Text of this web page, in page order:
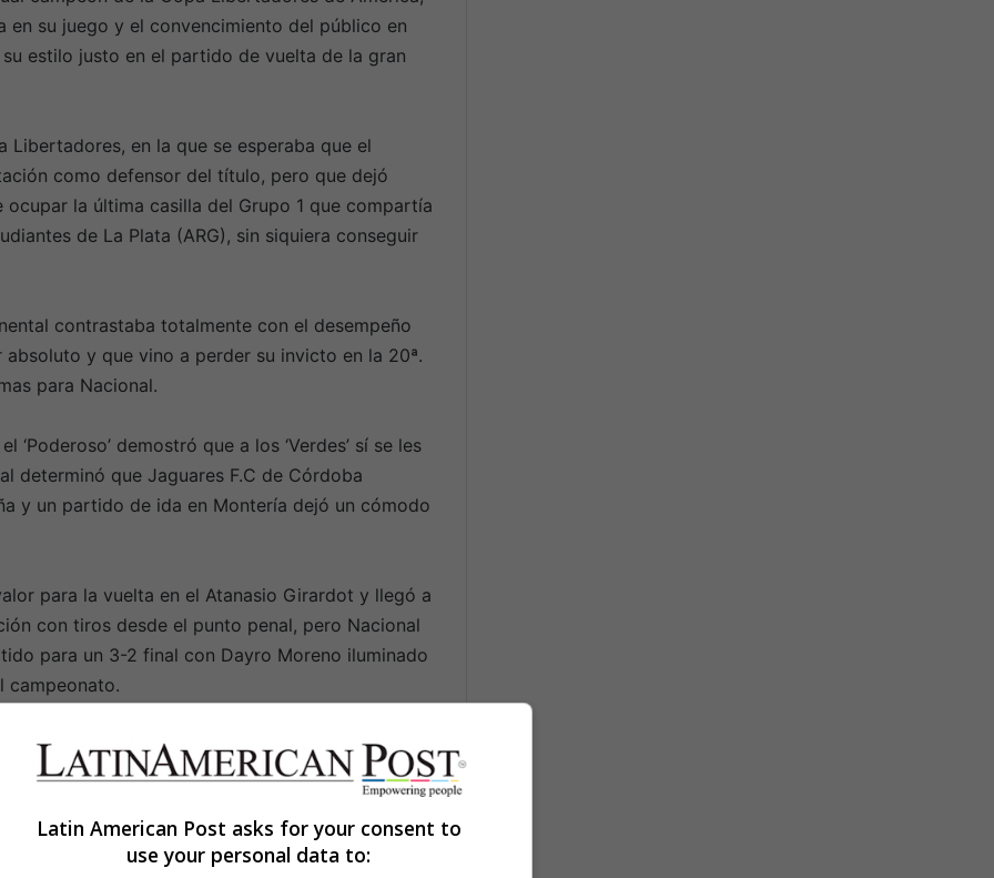
su juego y el convencimiento del público en
estilo justo en el partido de vuelta de la gran
Libertadores, en la que se esperaba que el
como defensor del título, pero que dejó
la última casilla del Grupo 1 que compartía
de La Plata (ARG), sin siquiera conseguir
contrastaba totalmente con el desempeño
y que vino a perder su invicto en la 20ª.
para Nacional.
demostró que a los ‘Verdes’ sí se les
determinó que Jaguares F.C de Córdoba
y un partido de ida en Montería dejó un cómodo
para la vuelta en el Atanasio Girardot y llegó a
con tiros desde el punto penal, pero Nacional
para un 3-2 final con Dayro Moreno iluminado
campeonato.
intensas por los cuatro clubs grandes que
Nacional Vs. Millonarios F.C. y Deportivo Cali Vs.
pie. Millonarios tuvo todo para eliminar a
con innumerables oportunidades para irse
Latin American Post asks for your consent to
use your personal data to: